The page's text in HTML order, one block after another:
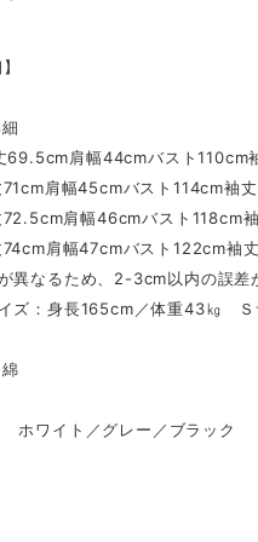
69.5cm肩幅44cmバスト110cm
71cm肩幅45cmバスト114cm袖
72.5cm肩幅46cmバスト118cm
74cm肩幅47cmバスト122cm袖
異なるため、2-3cm以内の誤差
ズ：身長165cm／体重43㎏ Ｓ
ワイト／グレー／ブラック